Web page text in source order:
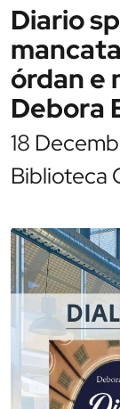
Diario
órdan e
Debora
18
Biblioteca